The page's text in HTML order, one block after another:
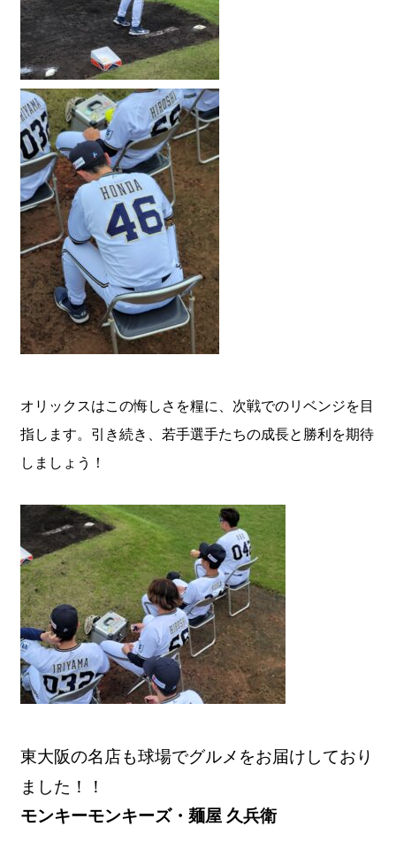
オリックスはこの悔しさを糧に、次戦でのリベンジを目
指します。引き続き、若手選手たちの成長と勝利を期待
しましょう！
東大阪の名店も球場でグルメをお届けしており
ました！！
モンキーモンキーズ・麺屋 久兵衛